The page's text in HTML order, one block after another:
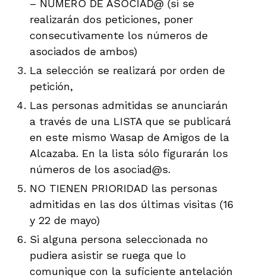
– NÚMERO DE ASOCIAD@ (si se
realizarán dos peticiones, poner
consecutivamente los números de
asociados de ambos)
La selección se realizará por orden de
petición,
Las personas admitidas se anunciarán
a través de una LISTA que se publicará
en este mismo Wasap de Amigos de la
Alcazaba. En la lista sólo figurarán los
números de los asociad@s.
NO TIENEN PRIORIDAD las personas
admitidas en las dos últimas visitas (16
y 22 de mayo)
Si alguna persona seleccionada no
pudiera asistir se ruega que lo
comunique con la suficiente antelación